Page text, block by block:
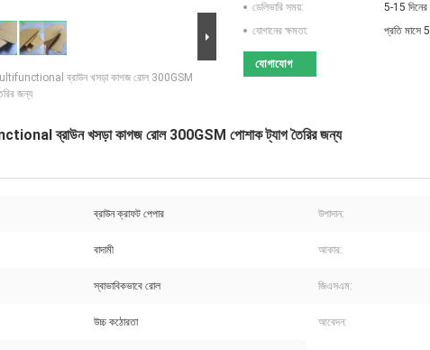
ব্রাউন খসড়া কাগজ রোল 300GSM
জন্য
ডেলিভারি সময়:
5-15 দিনের
যোগানের ক্ষমতা:
প্রতি মাসে
যোগাযোগ
ব্রাউন খসড়া কাগজ রোল 300GSM পোশাক ট্যাগ তৈরির জন্য
ব্রাউন ক্রাফট পেপার উপাদান:
বাদামী আকার:
স্বাভাবিকভাবে রোল জিএসএম:
উচ্চ কঠোরতা আবেদন: